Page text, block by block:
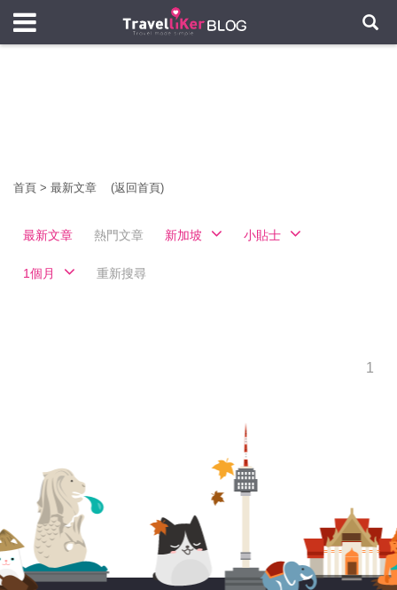
首頁 > 最新文章 (返回首頁)
最新文章 熱門文章 新加坡 小貼士
1個月 重新搜尋
1